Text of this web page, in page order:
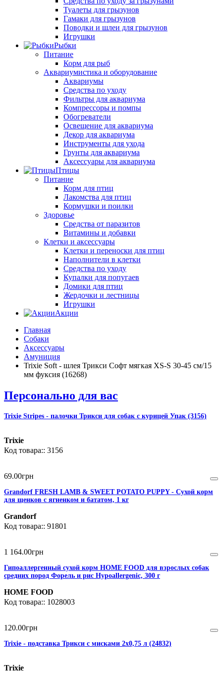
Туалеты для грызунов
Гамаки для грызунов
Поводки и шлеи для грызунов
Игрушки
Рыбки
Питание
Корм для рыб
Аквариумистика и оборудование
Аквариумы
Средства по уходу
Фильтры для аквариума
Компрессоры и помпы
Обогреватели
Освещение для аквариума
Декор для аквариума
Инструменты для ухода
Грунты для аквариума
Аксессуары для аквариума
Птицы
Питание
Корм для птиц
Лакомства для птиц
Кормушки и поилки
Здоровье
Средства от паразитов
Витамины и добавки
Клетки и аксессуары
Клетки и переноски для птиц
Наполнители в клетки
Средства по уходу
Купалки для попугаев
Домики для птиц
Жердочки и лестницы
Игрушки
Акции
Главная
Собаки
Аксессуары
Амуниция
Trixie Soft - шлея Трикси Софт мягкая XS-S 30-45 см/15
мм фуксия (16268)
Персонально для вас
Trixie Stripes - палочки Трикси для собак с курицей Упак (3156)
Trixie
3156
69.00грн
Grandorf FRESH LAMB & SWEET POTATO PUPPY - Сухой корм
для щенков с ягненком и бататом, 1 кг
Grandorf
91801
1 164.00грн
Гипоаллергенный сухой корм HOME FOOD для взрослых собак
средних пород Форель и рис Hypoallergenic, 300 г
HOME FOOD
1028003
120.00грн
Trixie - подставка Трикси с мисками 2х0,75 л (24832)
Trixie